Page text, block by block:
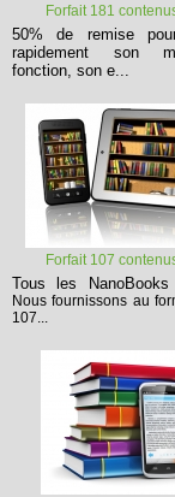
Forfait 181
50% de remise
rapidement son
fonction, son e...
Forfait 107
Tous les NanoBooks
Nous fournissons au
107...